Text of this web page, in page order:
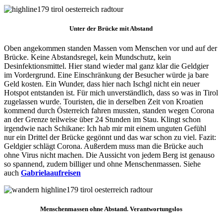
Unter der Brücke mit Abstand
Oben angekommen standen Massen vom Menschen vor und auf der
Brücke. Keine Abstandsregel, kein Mundschutz, kein
Desinfektionsmittel. Hier stand wieder mal ganz klar die Geldgier
im Vordergrund. Eine Einschränkung der Besucher würde ja bare
Geld kosten. Ein Wunder, dass hier nach Ischgl nicht ein neuer
Hotspot entstanden ist. Für mich unverständlich, dass so was in Tirol
zugelassen wurde. Touristen, die in derselben Zeit von Kroatien
kommend durch Österreich fahren mussten, standen wegen Corona
an der Grenze teilweise über 24 Stunden im Stau. Klingt schon
irgendwie nach Schikane: Ich hab mir mit einem unguten Gefühl
nur ein Drittel der Brücke gegönnt und das war schon zu viel. Fazit:
Geldgier schlägt Corona. Außerdem muss man die Brücke auch
ohne Virus nicht machen. Die Aussicht von jedem Berg ist genauso
so spannend, zudem billiger und ohne Menschenmassen. Siehe
auch Gabrielaaufreisen
Menschenmassen ohne Abstand. Verantwortungslos